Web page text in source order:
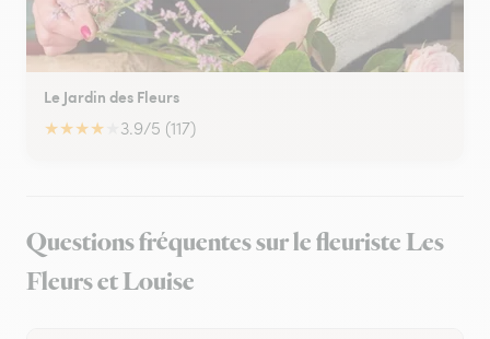
Le Jardin des Fleurs
★★★★ 3.9/5 (117)
Questions fréquentes sur le fleuriste Les
Fleurs et Louise